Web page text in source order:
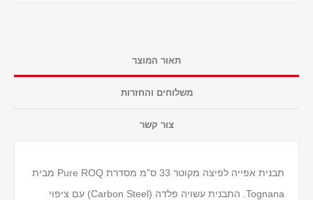
תאור המוצר
משלוחים והחזרות
צור קשר
תבנית אפייה לפיצה מקוטר 33 ס"מ מסדרת Pure ROQ מבית
Tognana. התבנית עשויה פלדה (Carbon Steel) עם ציפוי